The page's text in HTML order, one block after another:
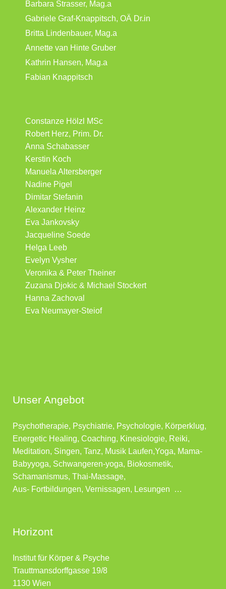
Barbara Strasser, Mag.a
Gabriele Graf-Knappitsch, OÄ Dr.in
Britta Lindenbauer, Mag.a
Annette van Hinte Gruber
Kathrin Hansen, Mag.a
Fabian Knappitsch
Constanze Hölzl MSc
Robert Herz, Prim. Dr.
Anna Schabasser
Kerstin Koch
Manuela Altersberger
Nadine Pigel
Dimitar Stefanin
Alexander Heinz
Eva Jankovsky
Jacqueline Soede
Helga Leeb
Evelyn Vysher
Veronika & Peter Theiner
Zuzana Djokic & Michael Stockert
Hanna Zachoval
Eva Neumayer-Steiof
Unser Angebot
Psychotherapie, Psychiatrie, Psychologie, Körperklug,
Energetic Healing, Coaching, Kinesiologie, Reiki,
Meditation, Singen, Tanz, Musik Laufen,Yoga, Mama-
Babyyoga, Schwangeren-yoga, Biokosmetik,
Schamanismus, Thai-Massage,
Aus- Fortbildungen, Vernissagen, Lesungen …
Horizont
Institut für Körper & Psyche
Trauttmansdorffgasse 19/8
1130 Wien